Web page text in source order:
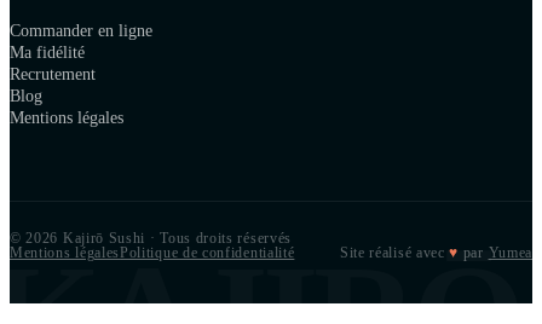
Commander en ligne
Ma fidélité
Recrutement
Blog
Mentions légales
© 2026 Kajirō Sushi · Tous droits réservés
Mentions légalesPolitique de confidentialité Site réalisé avec ♥ par Yumea